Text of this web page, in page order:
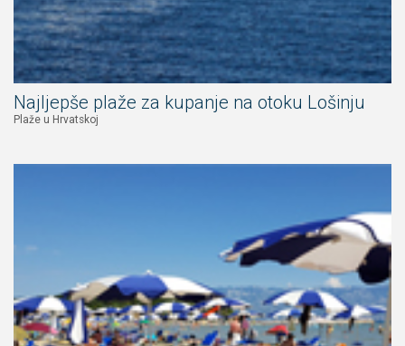
Najljepše plaže za kupanje na otoku Lošinju
Plaže u Hrvatskoj